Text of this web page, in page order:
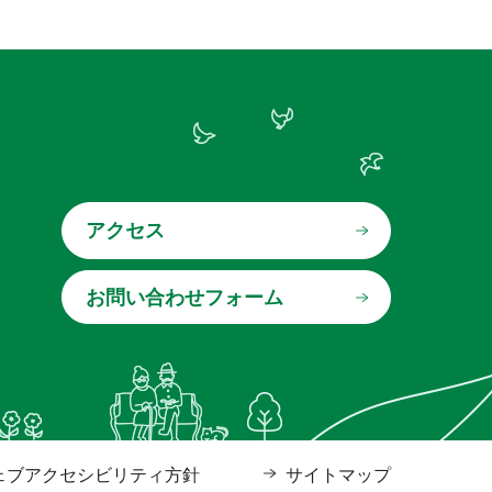
アクセス
ブアクセシビリティ方針 サイトマップ